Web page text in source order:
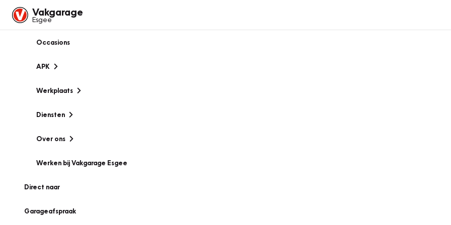
Vakgarage
Esgee
Occasions
APK
Werkplaats
Diensten
Over ons
Werken bij Vakgarage Esgee
Direct naar
Garageafspraak